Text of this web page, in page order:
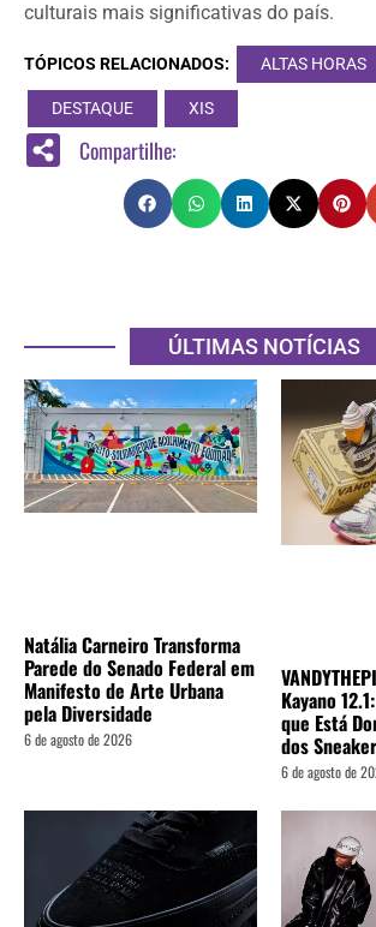
culturais mais significativas do país.
TÓPICOS RELACIONADOS: ALTAS HORAS
DESTAQUE XIS
Compartilhe:
ÚLTIMAS NOTÍCIAS
Natália Carneiro Transforma
Parede do Senado Federal em
Manifesto de Arte Urbana
pela Diversidade
6 de agosto de 2026
Kayano
que Está
dos
6 de agosto de